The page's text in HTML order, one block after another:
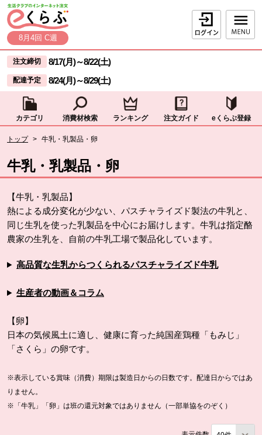
ページの先頭です。
本文へジャンプする。
8月4回 C週
ログイン
ここからサイト内共通メニューです。
サイト内共通メニューをスキップする
注文締切 8/17(月)～8/22(土)
配達予定 8/24(月)～8/29(土)
カテゴリ 消費材検索 ランキング 注文ガイド eくらぶ登録
トップ > 牛乳・乳製品・卵
牛乳・乳製品・卵
【牛乳・乳製品】
熱による成分変化が少ない、パスチャライズド製法の牛乳と、
同じ生乳を使った乳製品を中心にお届けします。牛乳は指定酪
農家の生乳を、自前の牛乳工場で製品化しています。
高品質な生乳からつくられるパスチャライズド牛乳
生産者の動画＆コラム
【卵】
日本の気候風土に適し、健康に育った純国産鶏種「もみじ」
「さくら」の卵です。
※表示している賞味（消費）期限は製造日からの日数です。配達日からではあ
りません。
※「牛乳」「卵」は班の還元対象ではありません（一部単協をのぞく）